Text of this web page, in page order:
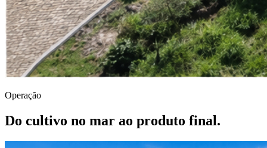
Operação
Do cultivo no mar ao produto final.